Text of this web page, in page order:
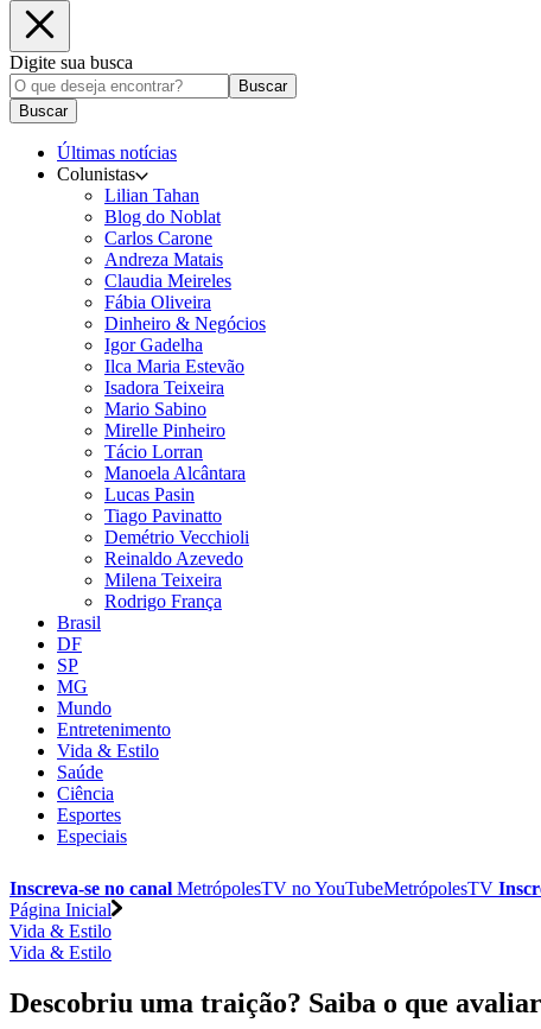
Digite sua busca
Buscar
Buscar
Últimas notícias
Colunistas
Lilian Tahan
Blog do Noblat
Carlos Carone
Andreza Matais
Claudia Meireles
Fábia Oliveira
Dinheiro & Negócios
Igor Gadelha
Ilca Maria Estevão
Isadora Teixeira
Mario Sabino
Mirelle Pinheiro
Tácio Lorran
Manoela Alcântara
Lucas Pasin
Tiago Pavinatto
Demétrio Vecchioli
Reinaldo Azevedo
Milena Teixeira
Rodrigo França
Brasil
DF
SP
MG
Mundo
Entretenimento
Vida & Estilo
Saúde
Ciência
Esportes
Especiais
Inscreva-se no canal MetrópolesTV noYouTubeMetrópolesTV
Página Inicial
Vida & Estilo
Vida & Estilo
Descobriu uma traição? Saiba o que